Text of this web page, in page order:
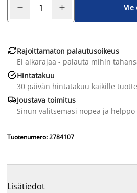
Vie
Rajoittamaton palautusoikeus
Ei aikarajaa - palauta mihin
Hintatakuu
30 päivän hintatakuu kaikille
Joustava toimitus
Sinun valitsemasi nopea ja
Tuotenumero: 2784107
Lisätiedot